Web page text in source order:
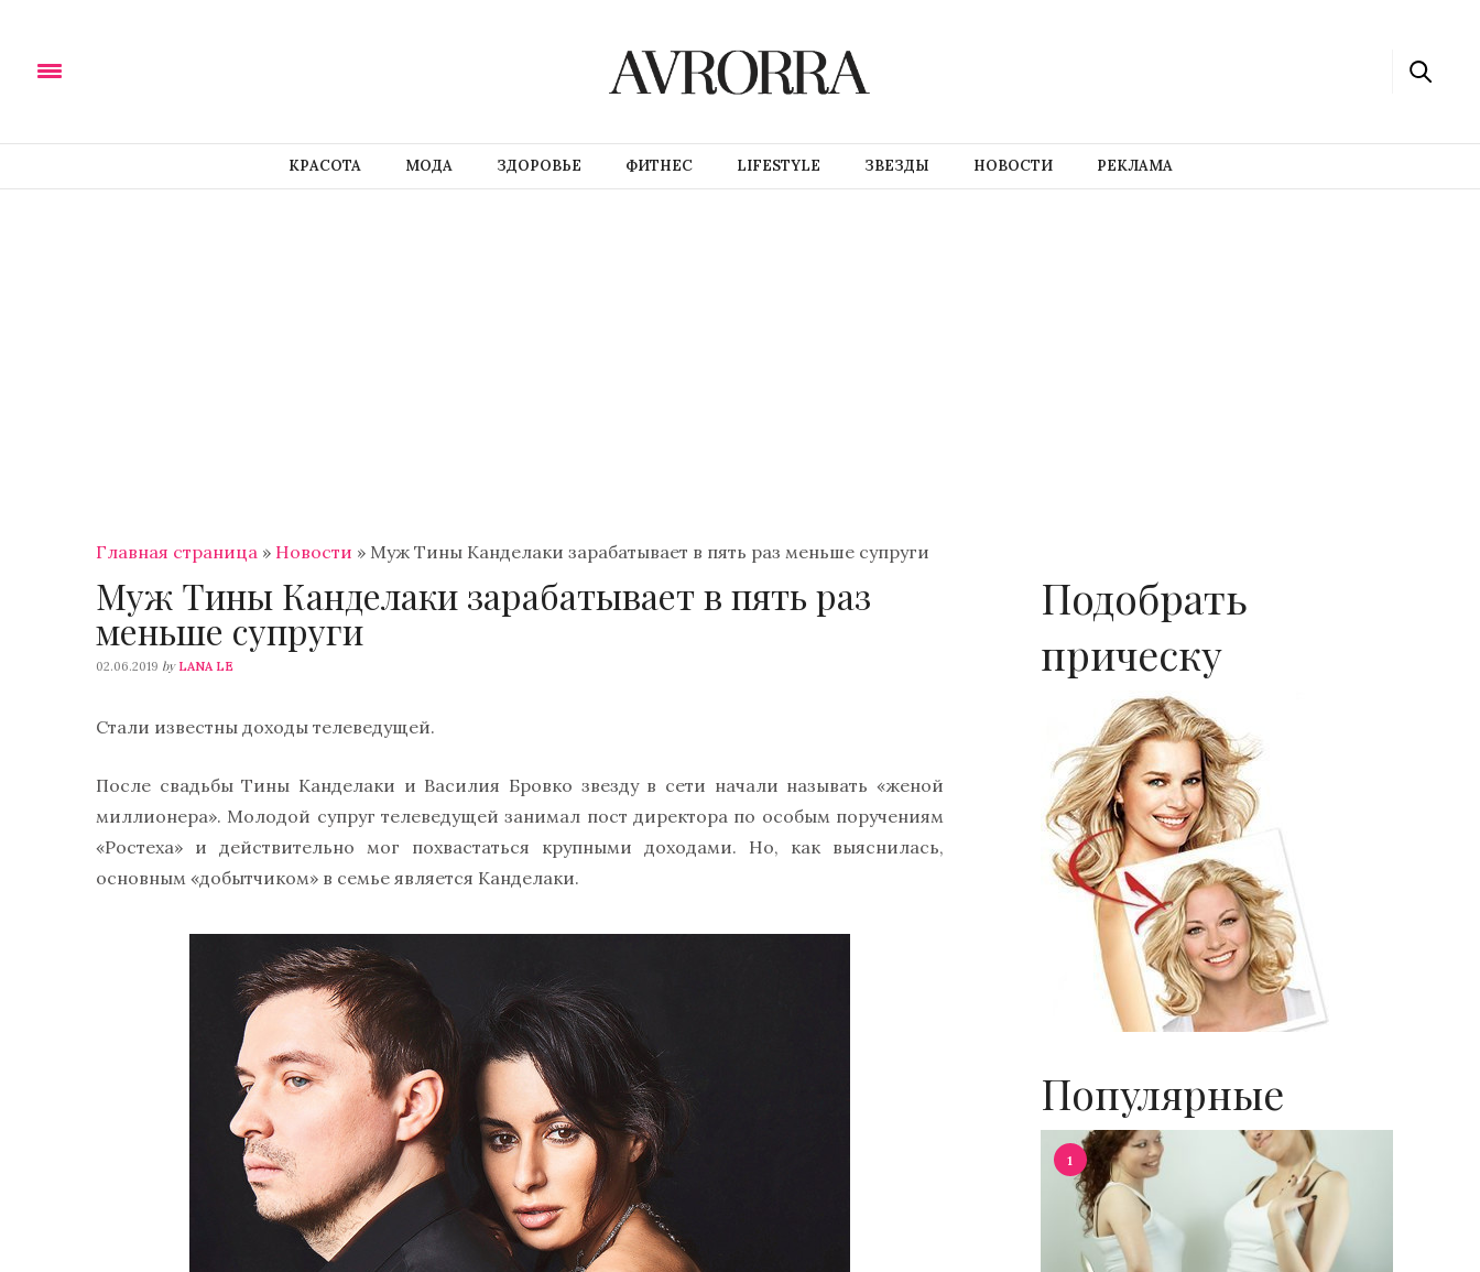
КРАСОТА МОДА ЗДОРОВЬЕ ФИТНЕС LIFESTYLE ЗВЕЗДЫ НОВОСТИ РЕКЛАМА
Главная страница » Новости » Муж Тины Канделаки зарабатывает в пять раз меньше супруги
Муж Тины Канделаки зарабатывает в пять раз
меньше супруги
02.06.2019 by LANA LE
Стали известны доходы телеведущей.
После свадьбы Тины Канделаки и Василия Бровко звезду в сети начали называть «женой
миллионера». Молодой супруг телеведущей занимал пост директора по особым поручениям
«Ростеха» и действительно мог похвастаться крупными доходами. Но, как выяснилась,
основным «добытчиком» в семье является Канделаки.
Подобрать
прическу
Популярные
1